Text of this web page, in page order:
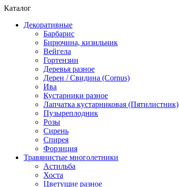
Каталог
Декоративные
Барбарис
Бирючина, кизильник
Вейгела
Гортензии
Деревья разное
Дерен / Свидина (Cornus)
Ива
Кустарники разное
Лапчатка кустарниковая (Пятилистник)
Пузыреплодник
Розы
Сирень
Спирея
Форзиция
Травянистые многолетники
Астильба
Хоста
Цветущие разное